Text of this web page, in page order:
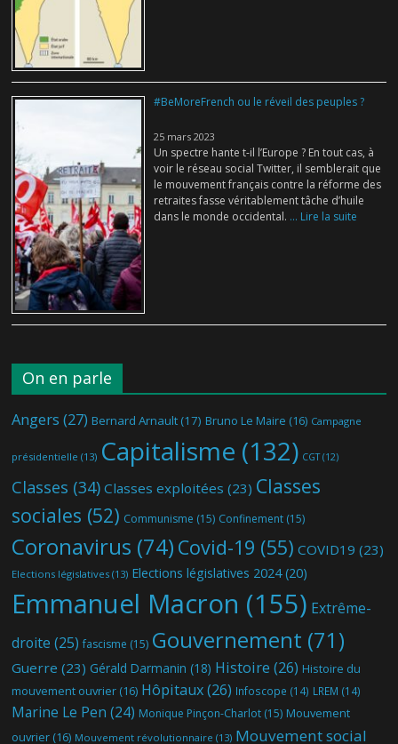
#BeMoreFrench ou le réveil des peuples ?
25 mars 2023
Un spectre hante t-il l’Europe ? En tout cas, à
voir le réseau social Twitter, il semblerait que
le mouvement français contre la réforme des
retraites fasse véritablement tâche d’huile
dans le monde occidental. ... Lire la suite
On en parle
Angers (27) Bernard Arnault (17) Bruno Le Maire (16) Campagne
présidentielle (13) Capitalisme (132) CGT(12)
Classes (34) Classes exploitées (23) Classes
sociales (52) Communisme (15) Confinement (15)
Coronavirus (74) Covid-19 (55) COVID19 (23)
Elections législatives (13) Elections législatives 2024(20)
Emmanuel Macron (155) Extrême-
droite (25) fascisme (15) Gouvernement (71)
Guerre (23) Gérald Darmanin (18) Histoire (26) Histoire du
mouvement ouvrier (16) Hôpitaux(26) Infoscope (14) LREM (14)
Marine Le Pen (24) Monique Pinçon-Charlot (15) Mouvement
ouvrier (16) Mouvement révolutionnaire (13) Mouvement social